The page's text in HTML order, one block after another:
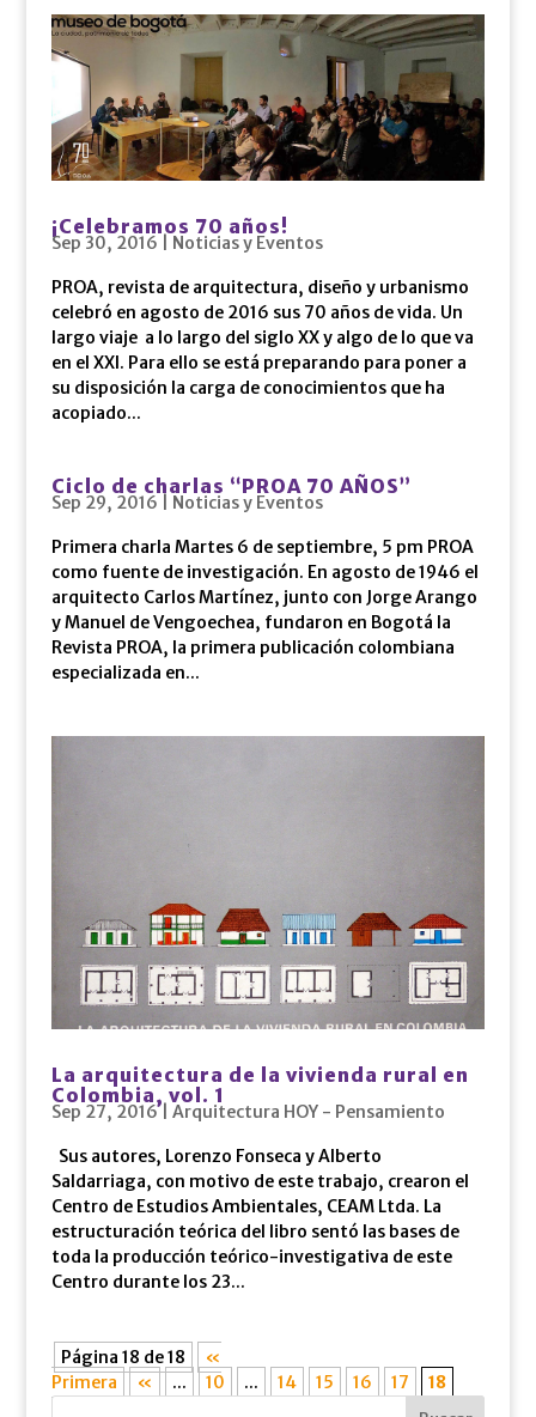
¡Celebramos 70 años!
Sep 30, 2016 Noticias y Eventos
PROA, revista de arquitectura, diseño y urbanismo
celebró en agosto de 2016 sus 70 años de vida. Un
largo viaje a lo largo del siglo XX y algo de lo que va
en el XXI. Para ello se está preparando para poner a
su disposición la carga de conocimientos que ha
acopiado...
Ciclo de charlas “PROA 70 AÑOS”
Sep 29, 2016 Noticias y Eventos
Primera charla Martes 6 de septiembre, 5 pm PROA
como fuente de investigación. En agosto de 1946 el
arquitecto Carlos Martínez, junto con Jorge Arango
y Manuel de Vengoechea, fundaron en Bogotá la
Revista PROA, la primera publicación colombiana
especializada en...
La arquitectura de la vivienda rural en
Colombia, vol. 1
Sep 27, 2016| Arquitectura HOY - Pensamiento
Sus autores, Lorenzo Fonseca y Alberto
Saldarriaga, con motivo de este trabajo, crearon el
Centro de Estudios Ambientales, CEAM Ltda. La
estructuración teórica del libro sentó las bases de
toda la producción teórico-investigativa de este
Centro durante los 23...
Página 18 de 18
«
Primera
« ... 10 ... 14 15 16 17 18